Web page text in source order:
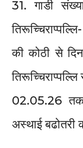
31. गाडी
की कोठी से
02.05.26 तक
अस्थाई बढोतरी